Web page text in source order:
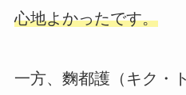
心地よかったです。
一方、麴都護（キク・